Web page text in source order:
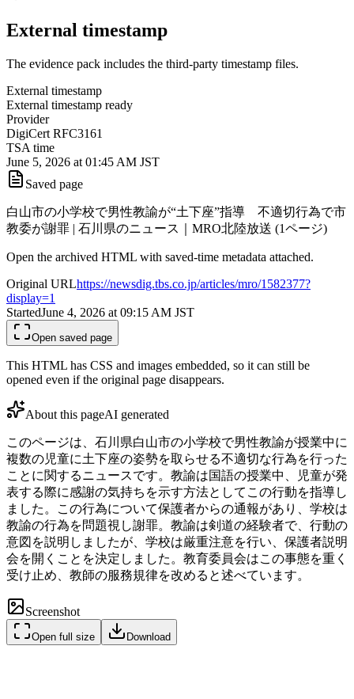
External timestamp
The evidence pack includes the third-party timestamp files.
External timestamp
External timestamp ready
Provider
DigiCert RFC3161
TSA time
June 5, 2026 at 01:45 AM JST
Saved page
白山市の小学校で男性教諭が“土下座”指導 不適切行為で市
教委が謝罪 | 石川県のニュース｜MRO北陸放送 (1ページ)
Open the archived HTML with saved-time metadata attached.
Original URLhttps://newsdig.tbs.co.jp/articles/mro/1582377?
display=1
StartedJune 4, 2026 at 09:15 AM JST
Open saved page
This HTML has CSS and images embedded, so it can still be
opened even if the original page disappears.
About this pageAI generated
このページは、石川県白山市の小学校で男性教諭が授業中に
複数の児童に土下座の姿勢を取らせる不適切な行為を行った
ことに関するニュースです。教諭は国語の授業中、児童が発
表する際に感謝の気持ちを示す方法としてこの行動を指導し
ました。この行為について保護者からの通報があり、学校は
教諭の行為を問題視し謝罪。教諭は剣道の経験者で、行動の
意図を説明しましたが、学校は厳重注意を行い、保護者説明
会を開くことを決定しました。教育委員会はこの事態を重く
受け止め、教師の服務規律を改めると述べています。
Screenshot
Open full size Download